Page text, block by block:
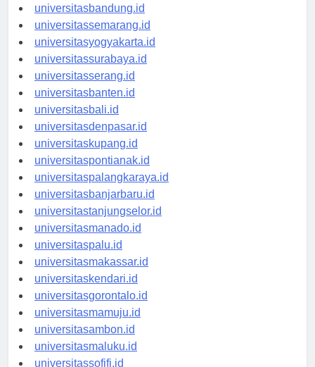
universitastanjungpinang.id
universitasbandung.id
universitassemarang.id
universitasyogyakarta.id
universitassurabaya.id
universitasserang.id
universitasbanten.id
universitasbali.id
universitasdenpasar.id
universitaskupang.id
universitaspontianak.id
universitaspalangkaraya.id
universitasbanjarbaru.id
universitastanjungselor.id
universitasmanado.id
universitaspalu.id
universitasmakassar.id
universitaskendari.id
universitasgorontalo.id
universitasmamuju.id
universitasambon.id
universitasmaluku.id